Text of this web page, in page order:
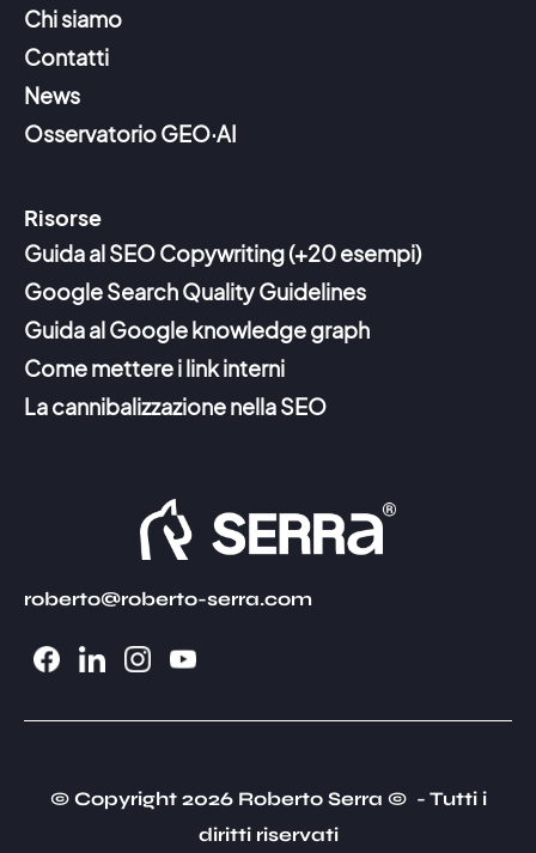
Chi siamo
Contatti
News
Osservatorio GEO·AI
Risorse
Guida al SEO Copywriting (+20 esempi)
Google Search Quality Guidelines
Guida al Google knowledge graph
Come mettere i link interni
La cannibalizzazione nella SEO
roberto@roberto-serra.com
© Copyright 2026 Roberto Serra © - Tutti i
diritti riservati